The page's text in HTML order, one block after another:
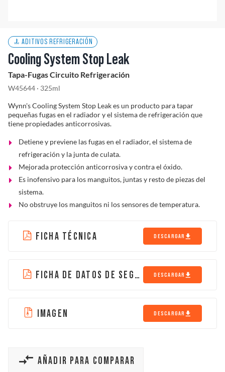
Encuentra un Distribuidor
ADITIVOS REFRIGERACIÓN
Cooling System Stop Leak
Tapa-Fugas Circuito Refrigeración
W45644 · 325ml
Wynn's Cooling System Stop Leak es un producto para tapar
pequeñas fugas en el radiador y el sistema de refrigeración que
tiene propiedades anticorrosivas.
Detiene y previene las fugas en el radiador, el sistema de
refrigeración y la junta de culata.
Mejorada protección anticorrosiva y contra el óxido.
Es inofensivo para los manguitos, juntas y resto de piezas del
sistema.
No obstruye los manguitos ni los sensores de temperatura.
FICHA TÉCNICA DESCARGAR
FICHA DE DATOS DE SEGURIDAD DESCARGAR
IMAGEN DESCARGAR
AÑADIR PARA COMPARAR